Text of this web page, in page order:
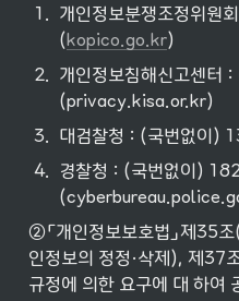
1
개인정보분쟁조정위
( kopico.go.kr)
2.
개인정보침해신고센터
(privacy.kisa.or.kr)
3
대검찰청 : (국번없이)
4.
경찰청 : (국번없이)
②「개인정보보호법」제35
인정보의 정정·삭제), 제37
규정에 의한 요구에 대 하여